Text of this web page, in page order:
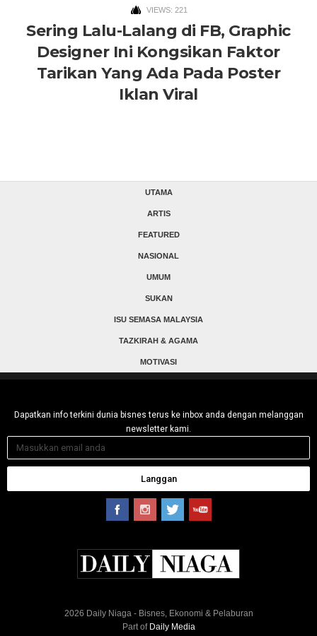
VIEWS: 221
Sering Lalu-Lalang di FB, Graphic
Designer Ini Kongsikan Faktor
Tarikan Yang Ada Pada Poster
Iklan Viral
UTAMA
ARTIS
FEATURED
NASIONAL
UMUM
SUKAN
ISU SEMASA MALAYSIA
TAZKIRAH & AGAMA
MOTIVASI
Dapatkan info terkini dunia bisnes terus ke inbox anda dengan melanggan
newsletter kami.
Langgan
2026 Daily Niaga - Bisnes, Ekonomi & Pelaburan
Part of Daily Media